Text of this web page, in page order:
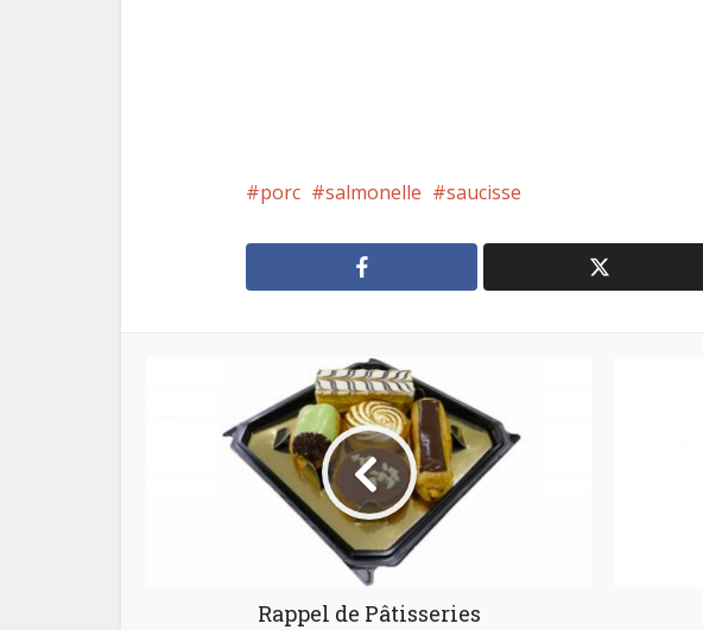
porc salmonelle saucisse
Rappel de Pâtisseries